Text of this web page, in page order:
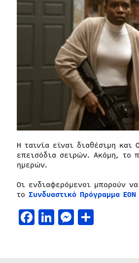
Η ταινία είναι διαθέσιμη
επεισόδια σειρών. Ακόμη, το
ημερών.
Οι ενδιαφερόμενοι μπορούν
το Συνδυαστικό Πρόγραμμα ΕΟΝ
Facebook
LinkedIn